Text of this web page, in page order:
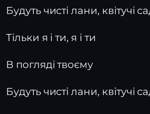
Будуть чисті лани, квітучі
Тільки я і ти, я і ти
В погляді твоєму
Будуть чисті лани, квітучі